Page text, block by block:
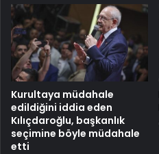
Kurultaya müdahale
edildiğini iddia eden
Kılıçdaroğlu, başkanlık
seçimine böyle müdahale
etti